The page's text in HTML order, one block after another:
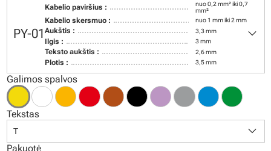
PY-01
Kabelio paviršius :
nuo 0,2 mm² iki 0,7
mm²
Kabelio skersmuo : nuo 1 mm iki 2 mm
Aukštis : 3,3 mm
Ilgis : 3 mm
Teksto aukštis : 2,6 mm
Plotis : 3,5 mm
keyboard_arrow_down
Galimos spalvos
Tekstas
T keyboard_arrow_down
Pakuotė